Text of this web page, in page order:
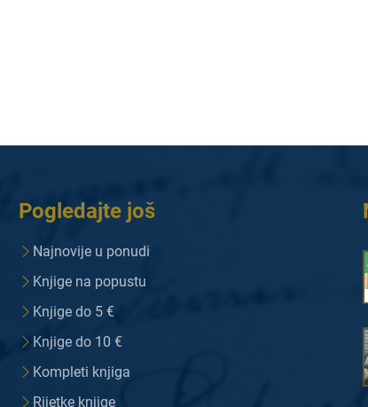
Pogledajte još
Najnovije u ponudi
Knjige na popustu
Knjige do 5 €
Knjige do 10 €
Kompleti knjiga
Rijetke knjige